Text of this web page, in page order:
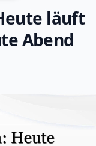
läuft
Abend